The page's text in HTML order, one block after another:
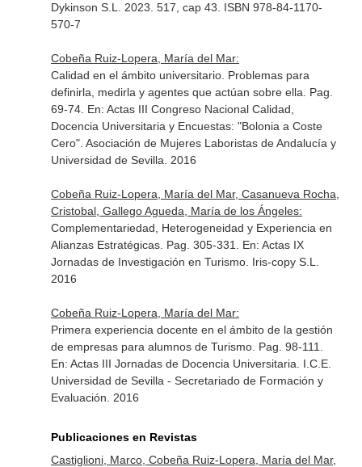
Dykinson S.L. 2023. 517, cap 43. ISBN 978-84-1170-
570-7
Cobeña Ruiz-Lopera, María del Mar:
Calidad en el ámbito universitario. Problemas para
definirla, medirla y agentes que actúan sobre ella. Pag.
69-74. En: Actas III Congreso Nacional Calidad,
Docencia Universitaria y Encuestas: "Bolonia a Coste
Cero". Asociación de Mujeres Laboristas de Andalucía y
Universidad de Sevilla. 2016
Cobeña Ruiz-Lopera, María del Mar, Casanueva Rocha,
Cristobal, Gallego Agueda, María de los Ángeles:
Complementariedad, Heterogeneidad y Experiencia en
Alianzas Estratégicas. Pag. 305-331. En: Actas IX
Jornadas de Investigación en Turismo. Iris-copy S.L.
2016
Cobeña Ruiz-Lopera, María del Mar:
Primera experiencia docente en el ámbito de la gestión
de empresas para alumnos de Turismo. Pag. 98-111.
En: Actas III Jornadas de Docencia Universitaria . I.C.E.
Universidad de Sevilla - Secretariado de Formación y
Evaluación. 2016
Publicaciones en Revistas
Castiglioni, Marco, Cobeña Ruiz-Lopera, María del Mar,